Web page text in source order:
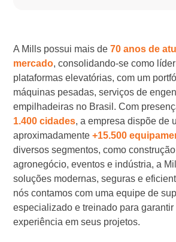
A Mills possui mais de70 anos de
mercado, consolidando-se como
plataformas elevatórias, com um
máquinas pesadas, serviços de
empilhadeiras no Brasil. Com
1.400 cidades, a empresa dispõe de
aproximadamente+15.500
diversos segmentos, como
agronegócio, eventos e indústria, a
soluções modernas, seguras e
nós contamos com uma equipe de
especializado e treinado para garantir
experiência em seus projetos.